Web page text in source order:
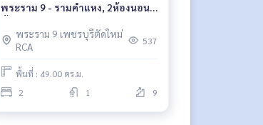
พระราม 9 - รามคำแหง, 2ห้องนอน
พระราม 9 เพชรบุรีตัดใหม่
RCA
537
พื้นที่ : 49.00 ตร.ม.
2
1 9